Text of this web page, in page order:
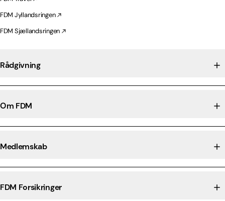
FDM Jyllandsringen
FDM Sjællandsringen
Rådgivning
Om FDM
Medlemskab
FDM Forsikringer